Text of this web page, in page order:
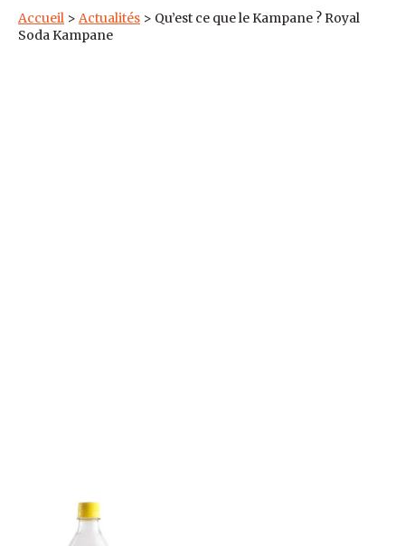
Accueil > Actualités > Qu’est ce que le Kampane ? Royal
Soda Kampane